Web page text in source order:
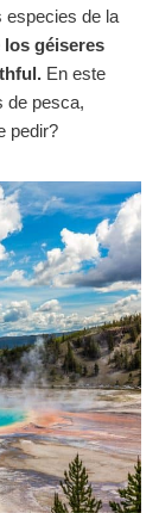
especies de la
los géiseres
En este
de pesca,
pedir?